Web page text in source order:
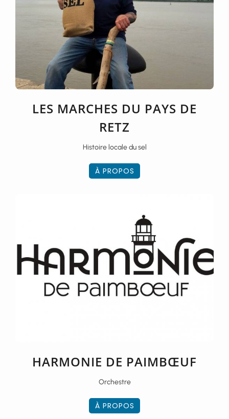
LES MARCHES DU PAYS DE
RETZ
Histoire locale du sel
À PROPOS
HARMONIE DE PAIMBŒUF
Orchestre
À PROPOS